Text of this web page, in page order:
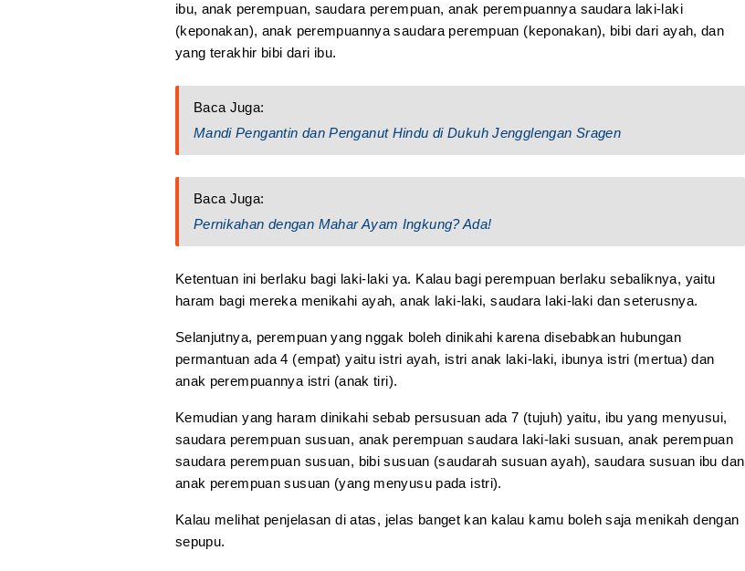
ibu, anak perempuan, saudara perempuan, anak perempuannya saudara laki-laki
(keponakan), anak perempuannya saudara perempuan (keponakan), bibi dari ayah, dan
yang terakhir bibi dari ibu.
Baca Juga:
Mandi Pengantin dan Penganut Hindu di Dukuh Jengglengan Sragen
Baca Juga:
Pernikahan dengan Mahar Ayam Ingkung? Ada!
Ketentuan ini berlaku bagi laki-laki ya. Kalau bagi perempuan berlaku sebaliknya, yaitu
haram bagi mereka menikahi ayah, anak laki-laki, saudara laki-laki dan seterusnya.
Selanjutnya, perempuan yang nggak boleh dinikahi karena disebabkan hubungan
permantuan ada 4 (empat) yaitu istri ayah, istri anak laki-laki, ibunya istri (mertua) dan
anak perempuannya istri (anak tiri).
Kemudian yang haram dinikahi sebab persusuan ada 7 (tujuh) yaitu, ibu yang menyusui,
saudara perempuan susuan, anak perempuan saudara laki-laki susuan, anak perempuan
saudara perempuan susuan, bibi susuan (saudarah susuan ayah), saudara susuan ibu dan
anak perempuan susuan (yang menyusu pada istri).
Kalau melihat penjelasan di atas, jelas banget kan kalau kamu boleh saja menikah dengan
sepupu.